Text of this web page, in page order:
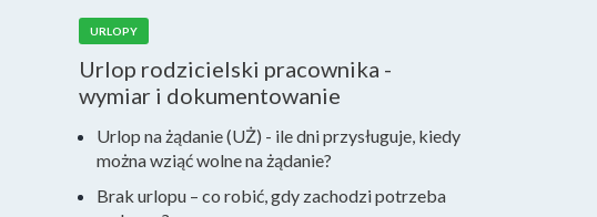
URLOPY
Urlop rodzicielski pracownika -
wymiar i dokumentowanie
Urlop na żądanie (UŻ) - ile dni przysługuje, kiedy
można wziąć wolne na żądanie?
Brak urlopu – co robić, gdy zachodzi potrzeba